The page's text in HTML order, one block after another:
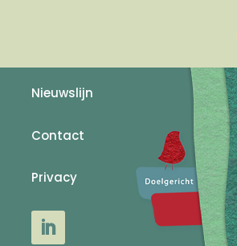
Nieuwslijn
Contact
Privacy